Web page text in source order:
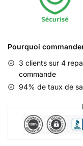
Pourquoi
3 clients sur 4
commande
94% de taux de